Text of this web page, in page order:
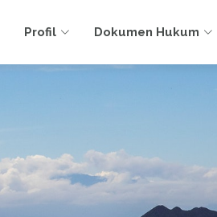
Profil Dokumen Hukum